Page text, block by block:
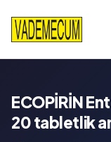
ECOPİRİN
20 tabletlik